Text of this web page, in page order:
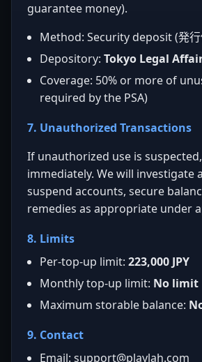
guarantee money).
Method: Security deposit (発行
Depository: Tokyo Legal
Coverage: 50% or more of
required by the PSA)
7. Unauthorized Transactions
If unauthorized use is
immediately. We will investigate
suspend accounts, secure
remedies as appropriate under
8. Limits
Per-top-up limit: 223,000 JPY
Monthly top-up limit: No limit
Maximum storable balance:
9. Contact
Email: support@playlah.com